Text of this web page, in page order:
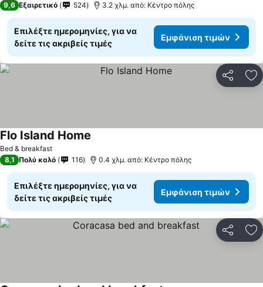
9,6 Εξαιρετικό 524 3.2 χλμ. από: Κέντρο πόλης
Επιλέξτε ημερομηνίες, για να
δείτε τις ακριβείς τιμές
Εμφάνιση τιμών
Bed & breakfast
Flo Island Home
8,1 Πολύ καλό 116 0.4 χλμ. από: Κέντρο πόλης
Επιλέξτε ημερομηνίες, για να
δείτε τις ακριβείς τιμές
Εμφάνιση τιμών